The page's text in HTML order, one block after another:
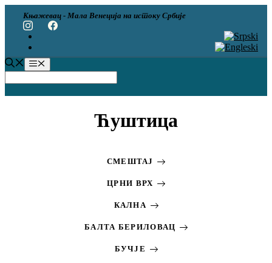
цонтент
Књажевац - Мала Венеција на истоку Србије
Мену
Ћуштица
СМЕШТАЈ
ЦРНИ ВРХ
КАЛНА
БАЛТА БЕРИЛОВАЦ
БУЧЈЕ